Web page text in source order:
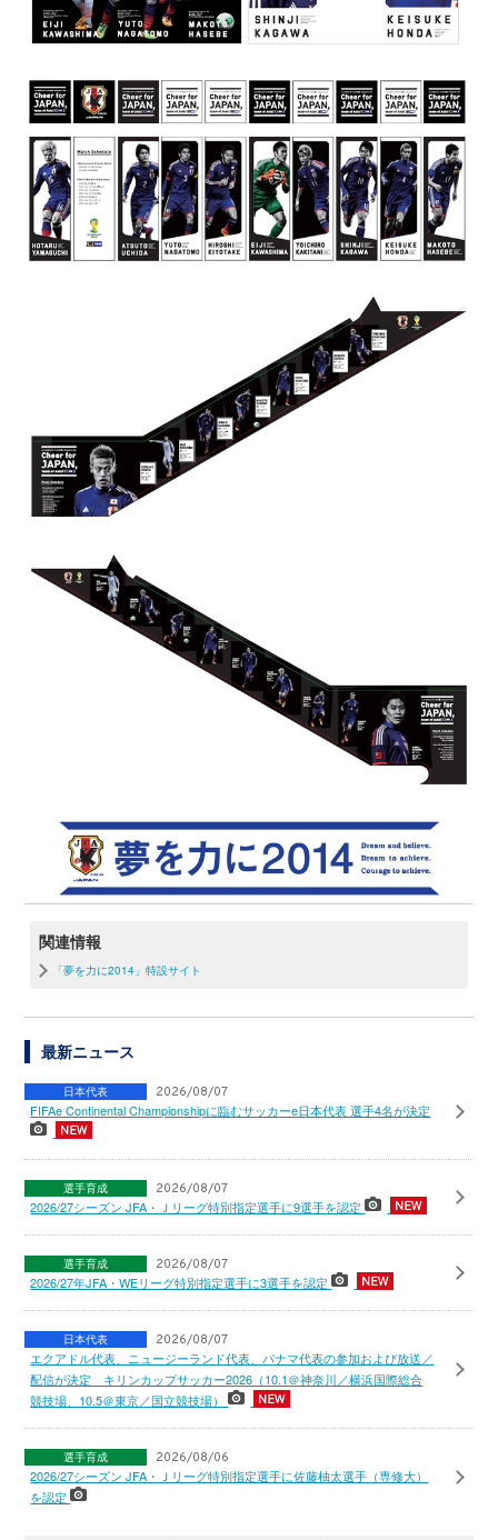
関連情報
「夢を力に2014」特設サイト
最新ニュース
日本代表 2026/08/07
FIFAe Continental Championshipに臨むサッカーe日本代表 選手4名が決定
選手育成 2026/08/07
2026/27シーズン JFA・Ｊリーグ特別指定選手に9選手を認定
選手育成 2026/08/07
2026/27年JFA・WEリーグ特別指定選手に3選手を認定
日本代表 2026/08/07
エクアドル代表、ニュージーランド代表、パナマ代表の参加および放送／
配信が決定 キリンカップサッカー2026（10.1＠神奈川／横浜国際総合
競技場、10.5＠東京／国立競技場）
選手育成 2026/08/06
2026/27シーズン JFA・Ｊリーグ特別指定選手に佐藤柚太選手（専修大）
を認定